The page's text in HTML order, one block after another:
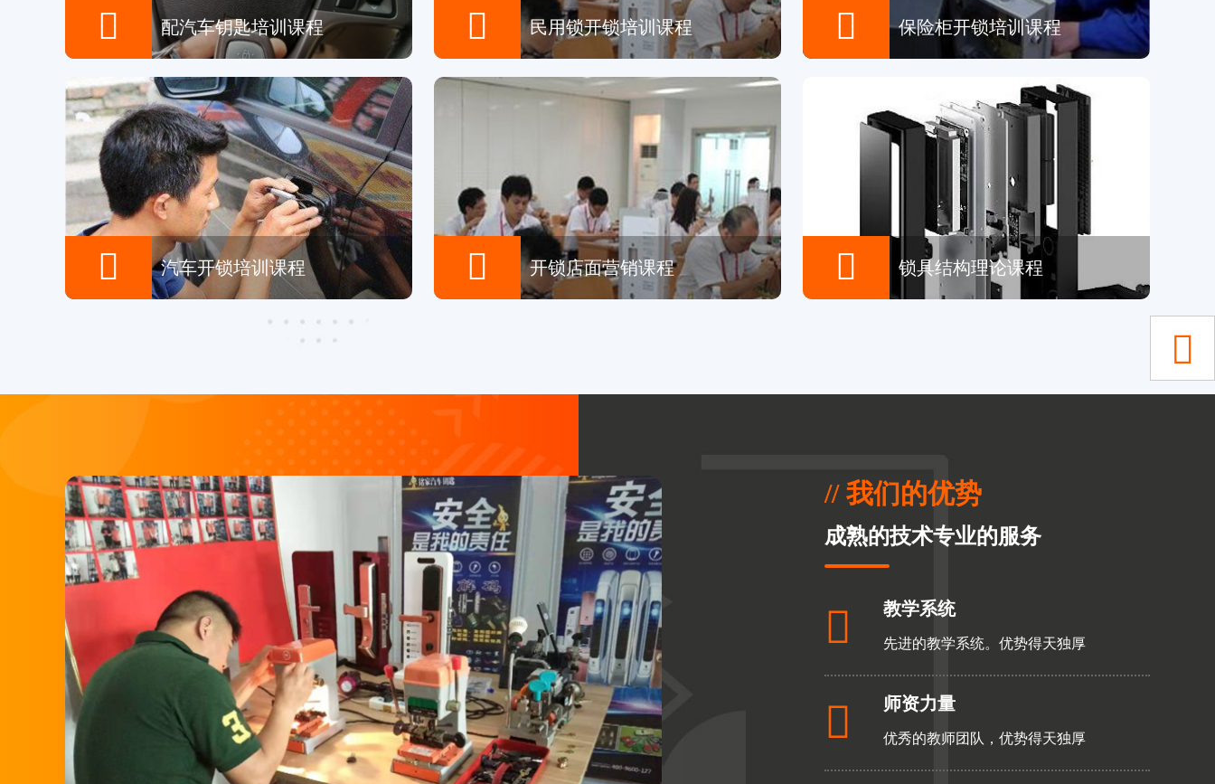
 配汽车钥匙培训课程  民用锁开锁培训课程  保险柜开锁培训课程
 汽车开锁培训课程  开锁店面营销课程  锁具结构理论课程
// 我们的优势
成熟的技术专业的服务
 教学系统
先进的教学系统。优势得天独厚
 师资力量
优秀的教师团队，优势得天独厚
